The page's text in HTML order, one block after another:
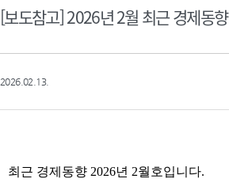
[보도참고] 2026년 2월 최근 경제동향
2026.02.13.